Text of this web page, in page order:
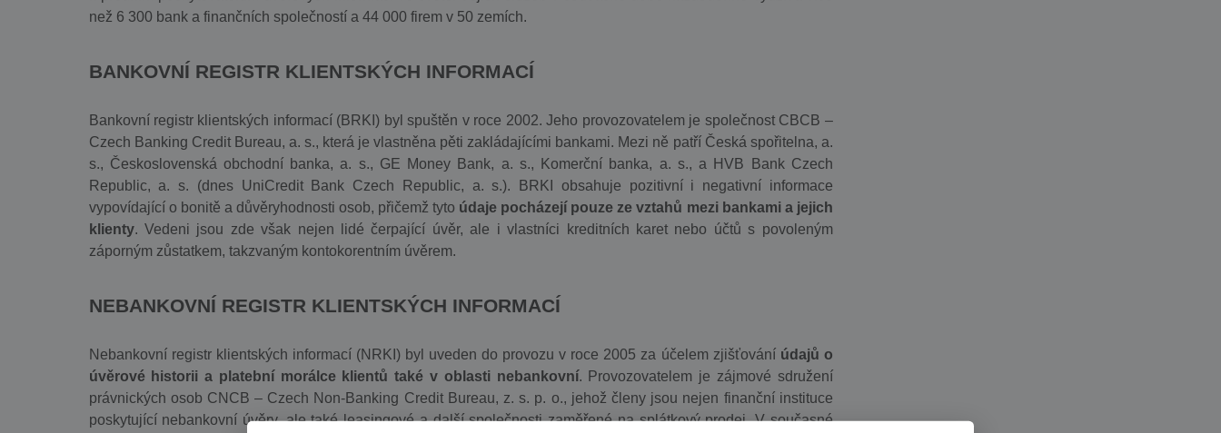
než 6 300 bank a finančních společností a 44 000 firem v 50 zemích.
BANKOVNÍ REGISTR KLIENTSKÝCH INFORMACÍ
Bankovní registr klientských informací (BRKI) byl spuštěn v roce 2002. Jeho provozovatelem je společnost CBCB –
Czech Banking Credit Bureau, a. s., která je vlastněna pěti zakládajícími bankami. Mezi ně patří Česká spořitelna, a.
s., Československá obchodní banka, a. s., GE Money Bank, a. s., Komerční banka, a. s., a HVB Bank Czech
Republic, a. s. (dnes UniCredit Bank Czech Republic, a. s.). BRKI obsahuje pozitivní i negativní informace
vypovídající o bonitě a důvěryhodnosti osob, přičemž tyto údaje pocházejí pouze ze vztahů mezi bankami a jejich
klienty. Vedeni jsou zde však nejen lidé čerpající úvěr, ale i vlastníci kreditních karet nebo účtů s povoleným
záporným zůstatkem, takzvaným kontokorentním úvěrem.
NEBANKOVNÍ REGISTR KLIENTSKÝCH INFORMACÍ
Nebankovní registr klientských informací (NRKI) byl uveden do provozu v roce 2005 za účelem zjišťování údajů o
úvěrové historii a platební morálce klientů také v oblasti nebankovní. Provozovatelem je zájmové sdružení
právnických osob CNCB – Czech Non-Banking Credit Bureau, z. s. p. o., jehož členy jsou nejen finanční instituce
poskytující nebankovní úvěry, ale také leasingové a další společnosti zaměřené na splátkový prodej. V současné